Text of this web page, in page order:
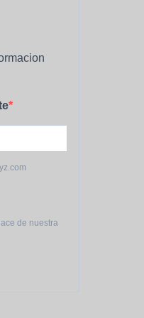
de nuestra